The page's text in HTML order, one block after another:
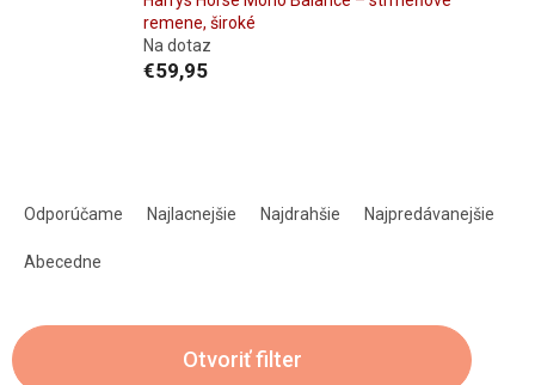
remene, široké
Na dotaz
€59,95
e
p
Odporúčame Najlacnejšie Najdrahšie Najpredávanejšie
Abecedne
Otvoriť filter